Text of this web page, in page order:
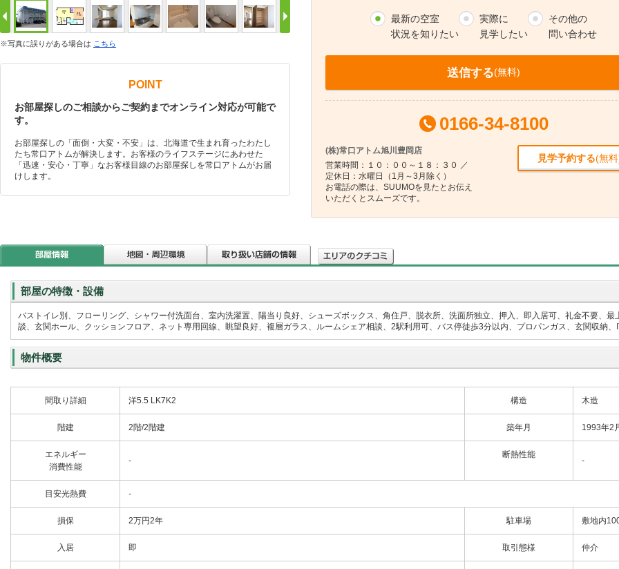
※写真に誤りがある場合は こちら
POINT
お部屋探しのご相談からご契約までオンライン対応が可能で
す。
お部屋探しの「面倒・大変・不安」は、北海道で生まれ育ったわたし
たち常口アトムが解決します。お客様のライフステージにあわせた
「迅速・安心・丁寧」なお客様目線のお部屋探しを常口アトムがお届
けします。
最新の空室
状況を知りたい
実際に
見学したい
その他の
問い合わせ
送信する(無料)
0166-34-8100
(株)常口アトム旭川豊岡店
営業時間：１０：００～１８：３０ ／
定休日：水曜日（1月～3月除く）
お電話の際は、SUUMOを見たとお伝え
いただくとスムーズです。
見学予約する(無
部屋の特徴・設備
バストイレ別、フローリング、シャワー付洗面台、室内洗濯置、陽当り良好、シューズボックス、角住戸、脱衣所、洗面所独立、押入、即入居可、礼金不要、
談、玄関ホール、クッションフロア、ネット専用回線、眺望良好、複層ガラス、ルームシェア相談、2駅利用可、バス停徒歩3分以内、プロパンガス、玄関収納
物件概要
間取り詳細 洋5.5 LK7K2 構造 木造
階建 2階/2階建 築年月 1993年2
エネルギー
消費性能
-
断熱性能
-
目安光熱費 -
損保 2万円2年 駐車場 敷地内
入居 即 取引態様 仲介